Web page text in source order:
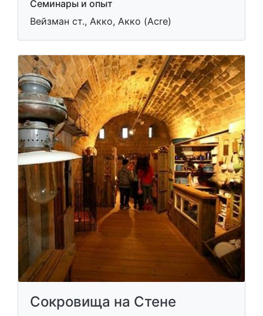
Семинары и опыт
Вейзман ст., Акко, Акко (Acre)
Сокровища на Стене